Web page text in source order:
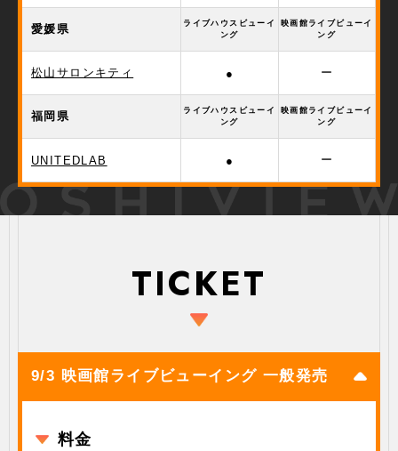
愛媛県
ライブハウスビューイ
ング
映画館ライブビューイ
ング
松山サロンキティ ● ー
福岡県
ライブハウスビューイ
ング
映画館ライブビューイ
ング
UNITEDLAB ● ー
TICKET
9/3 映画館ライブビューイング 一般発売
料金